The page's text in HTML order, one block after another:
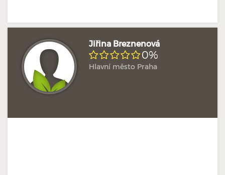
Jiřina Breznenová
0%
Hlavní město Praha
Doposud žádné hodnocení Profil terapeuta